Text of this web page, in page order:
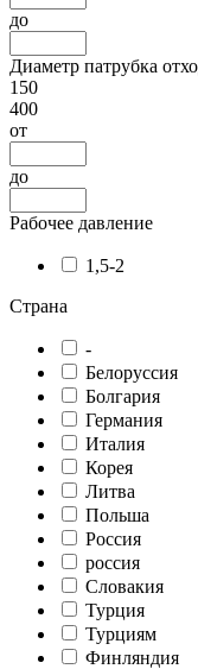
до
Диаметр патрубка
150
400
от
до
Рабочее давление
1,5-2
Страна
-
Белоруссия
Болгария
Германия
Италия
Корея
Литва
Польша
Россия
россия
Словакия
Турция
Турциям
Финляндия